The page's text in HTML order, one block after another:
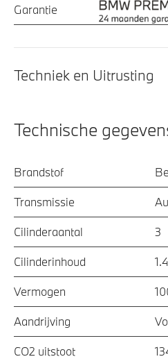
Garantie
Techniek en Uitrusting
Technische
Brandstof
Transmissie
Cilinderaantal 3
Cilinderinhoud
Vermogen
Aandrijving
CO2 uitstoot